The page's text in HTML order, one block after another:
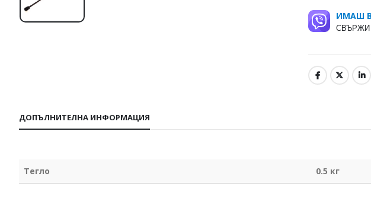
ИМАШ
СВЪРЖИ
ДОПЪЛНИТЕЛНА ИНФОРМАЦИЯ
Тегло 0.5 кг